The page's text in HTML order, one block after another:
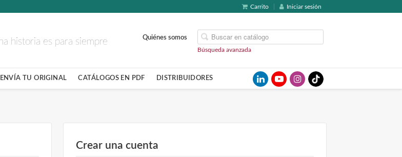
Carrito Iniciar sesión
historia es para siempre
Búsqueda avanzada
Quiénes somos
ENVÍA TU ORIGINAL CATÁLOGOS EN PDF DISTRIBUIDORES
Crear una cuenta